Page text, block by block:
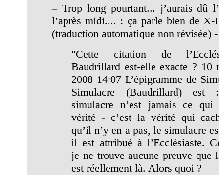
–Trop long pourtant... j’aurais dû
l’après midi.... : ça parle bien de X-
(traduction automatique non révisée)
"Cette citation de
Baudrillard est-elle exacte ? 10
2008 14:07 L’épigramme de
Simulacre (Baudrillard)
simulacre n’est jamais ce qui
vérité - c’est la vérité qui
qu’il n’y en a pas, le simulacre
il est attribué à l’Ecclésiaste.
je ne trouve aucune preuve que
est réellement là. Alors quoi ?